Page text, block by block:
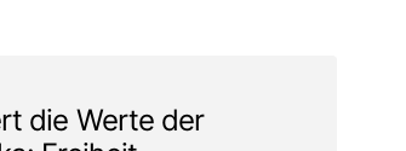
die Werte der